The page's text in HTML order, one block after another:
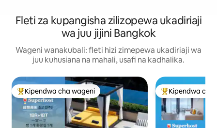
Fleti za kupangisha zilizopewa ukadiriaji
wa juu jijini Bangkok
Wageni wanakubali: fleti hizi zimepewa ukadiriaji wa
juu kuhusiana na mahali, usafi na kadhalika.
Kipendwa maarufu cha wageni
Kipendwa cha wageni Kipendwa
Kipendwa cha